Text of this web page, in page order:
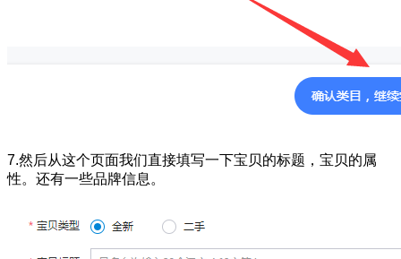
7.然后从这个页面我们直接填写一下宝贝的标题，宝贝的属
性。还有一些品牌信息。